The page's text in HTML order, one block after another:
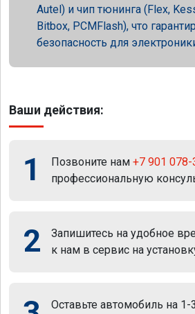
Autel) и чип тюнинга (Flex,
Bitbox, PCMFlash), что
безопасность для
Ваши действия:
1 Позвоните нам +7 901
профессиональную
2
Запишитесь на удобное
к нам в сервис на
Оставьте автомобиль на 1-